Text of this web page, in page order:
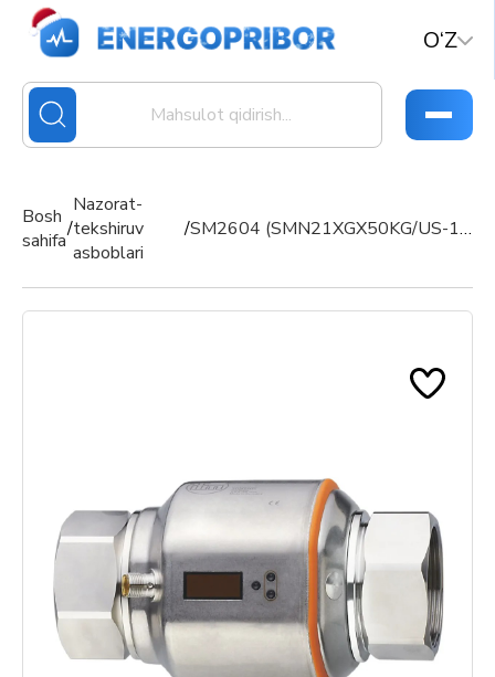
O‘Z
Bosh
sahifa/
Nazorat-
tekshiruv
asboblari
/ SM2604 (SMN21XGX50KG/US-100) magnit-induksion sarf o‘lchagichi